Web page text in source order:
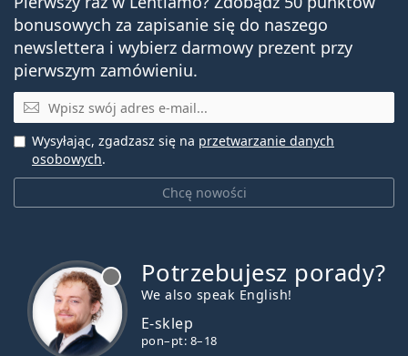
bonusowych za zapisanie się do naszego
newslettera i wybierz darmowy prezent przy
pierwszym zamówieniu.
E-mail
Chcę nowości
Wysyłając, zgadzasz się na przetwarzanie danych
osobowych.
Potrzebujesz porady?
We also speak English!
E-sklep
pon–pt: 8–18